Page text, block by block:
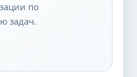
по
задач.